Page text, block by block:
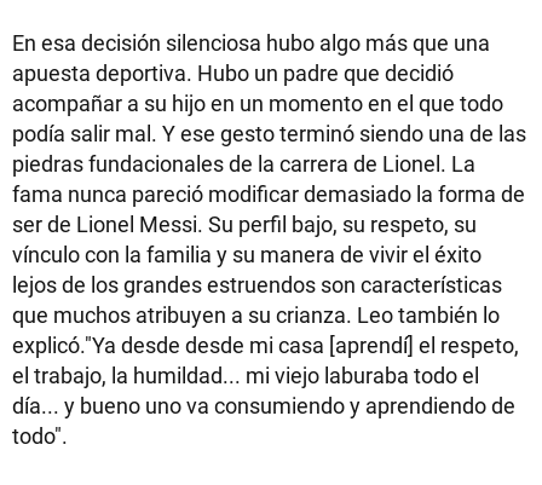
En esa decisión silenciosa hubo algo más que una
apuesta deportiva. Hubo un padre que decidió
acompañar a su hijo en un momento en el que todo
podía salir mal. Y ese gesto terminó siendo una de las
piedras fundacionales de la carrera de Lionel. La
fama nunca pareció modificar demasiado la forma de
ser de Lionel Messi. Su perfil bajo, su respeto, su
vínculo con la familia y su manera de vivir el éxito
lejos de los grandes estruendos son características
que muchos atribuyen a su crianza. Leo también lo
explicó."Ya desde desde mi casa [aprendí] el respeto,
el trabajo, la humildad... mi viejo laburaba todo el
día... y bueno uno va consumiendo y aprendiendo de
todo".